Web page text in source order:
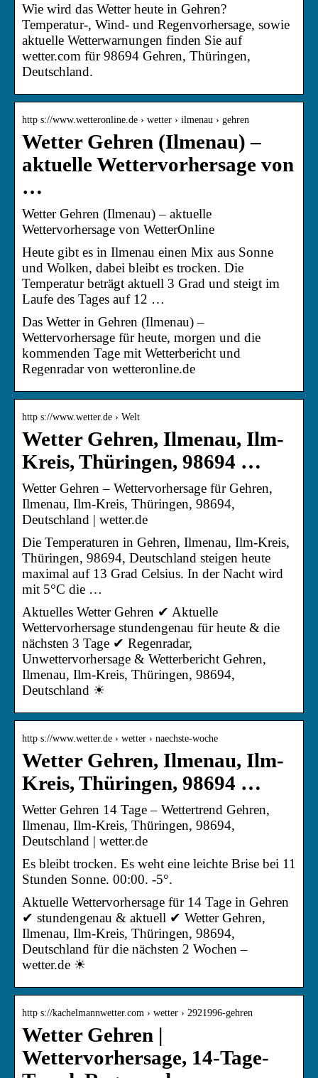
Wie wird das Wetter heute in Gehren?
Temperatur-, Wind- und Regenvorhersage, sowie
aktuelle Wetterwarnungen finden Sie auf
wetter.com für 98694 Gehren, Thüringen,
Deutschland.
http s://www.wetteronline.de › wetter › ilmenau › gehren
Wetter Gehren (Ilmenau) –
aktuelle Wettervorhersage von
…
Wetter Gehren (Ilmenau) – aktuelle
Wettervorhersage von WetterOnline
Heute gibt es in Ilmenau einen Mix aus Sonne
und Wolken, dabei bleibt es trocken. Die
Temperatur beträgt aktuell 3 Grad und steigt im
Laufe des Tages auf 12 …
Das Wetter in Gehren (Ilmenau) –
Wettervorhersage für heute, morgen und die
kommenden Tage mit Wetterbericht und
Regenradar von wetteronline.de
http s://www.wetter.de › Welt
Wetter Gehren, Ilmenau, Ilm-
Kreis, Thüringen, 98694 …
Wetter Gehren – Wettervorhersage für Gehren,
Ilmenau, Ilm-Kreis, Thüringen, 98694,
Deutschland | wetter.de
Die Temperaturen in Gehren, Ilmenau, Ilm-Kreis,
Thüringen, 98694, Deutschland steigen heute
maximal auf 13 Grad Celsius. In der Nacht wird
mit 5°C die …
Aktuelles Wetter Gehren ✔ Aktuelle
Wettervorhersage stundengenau für heute & die
nächsten 3 Tage ✔ Regenradar,
Unwettervorhersage & Wetterbericht Gehren,
Ilmenau, Ilm-Kreis, Thüringen, 98694,
Deutschland ☀
http s://www.wetter.de › wetter › naechste-woche
Wetter Gehren, Ilmenau, Ilm-
Kreis, Thüringen, 98694 …
Wetter Gehren 14 Tage – Wettertrend Gehren,
Ilmenau, Ilm-Kreis, Thüringen, 98694,
Deutschland | wetter.de
Es bleibt trocken. Es weht eine leichte Brise bei 11
Stunden Sonne. 00:00. -5°.
Aktuelle Wettervorhersage für 14 Tage in Gehren
✔ stundengenau & aktuell ✔ Wetter Gehren,
Ilmenau, Ilm-Kreis, Thüringen, 98694,
Deutschland für die nächsten 2 Wochen –
wetter.de ☀
http s://kachelmannwetter.com › wetter › 2921996-gehren
Wetter Gehren |
Wettervorhersage, 14-Tage-